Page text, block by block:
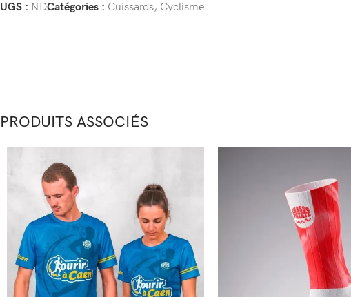
UGS : NDCatégories : Cuissards, Cyclisme
PRODUITS ASSOCIÉS